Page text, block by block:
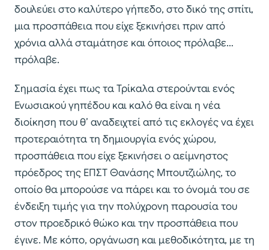
δουλεύει στο καλύτερο γήπεδο, στο δικό της σπίτι,
μια προσπάθεια που είχε ξεκινήσει πριν από
χρόνια αλλά σταμάτησε και όποιος πρόλαβε…
πρόλαβε.
Σημασία έχει πως τα Τρίκαλα στερούνται ενός
Ενωσιακού γηπέδου και καλό θα είναι η νέα
διοίκηση που θ’ αναδειχτεί από τις εκλογές να έχει
προτεραιότητα τη δημιουργία ενός χώρου,
προσπάθεια που είχε ξεκινήσει ο αείμνηστος
πρόεδρος της ΕΠΣΤ Θανάσης Μπουτζιώλης, το
οποίο θα μπορούσε να πάρει και το όνομά του σε
ένδειξη τιμής για την πολύχρονη παρουσία του
στον προεδρικό θώκο και την προσπάθεια που
έγινε. Με κόπο, οργάνωση και μεθοδικότητα, με τη